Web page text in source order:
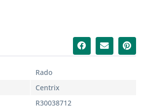
Rado
Centrix
R30038712